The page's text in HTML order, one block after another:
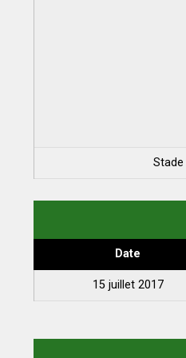
Stade
Date
15 juillet 2017